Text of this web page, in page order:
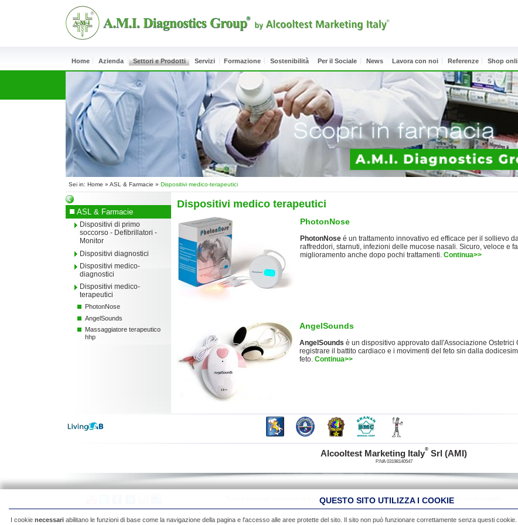
Home Azienda Settori e Prodotti Servizi Formazione Sostenibilità Per il Sociale News Lavora con noi Referenze Shop
Sei in: Home » ASL & Farmacie » Dispositivi medico-terapeutici
ASL & Farmacie
Dispositivi di primo
soccorso - Defibrillatori -
Monitor
Dispositivi diagnostici
Dispositivi medico-
diagnostici
Dispositivi medico-
terapeutici
PhotonNose
AngelSounds
Massaggiatore terapeutico
hhp
Dispositivi medico terapeutici
PhotonNose
PhotonNose é un trattamento innovativo ed efficace per il sollievo
raffreddori, starnuti, infezioni delle mucose nasali. Sicuro, veloce e
miglioramento anche dopo pochi trattamenti. Continua>>
AngelSounds
AngelSounds è un dispositivo approvato dall'Associazione
registrare il battito cardiaco e i movimenti del feto sin dalla
feto. Continua>>
Alcooltest Marketing Italy® Srl (AMI)
P.IVA 03198140547
Tutto il materiale contenuto in questo sito, incluse fotografie, immagini e testi, è protetto da ©copyright
QUESTO SITO UTILIZZA I COOKIE
I cookie necessari abilitano le funzioni di base come la navigazione della pagina e l'accesso alle aree protette del sito. Il sito non può funzionare correttamente senza questi cookie.